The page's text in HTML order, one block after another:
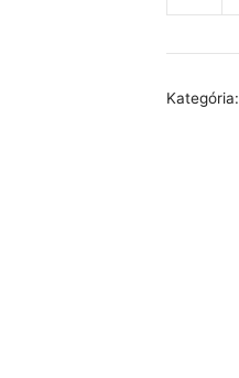
Kategória: